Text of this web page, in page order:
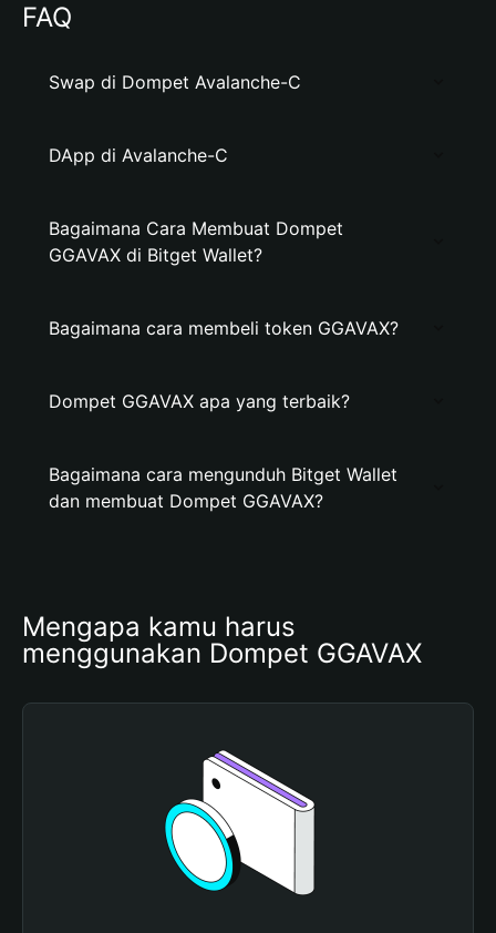
FAQ
Swap di Dompet Avalanche-C
DApp di Avalanche-C
Bagaimana Cara Membuat Dompet
GGAVAX di Bitget Wallet?
Bagaimana cara membeli token GGAVAX?
Dompet GGAVAX apa yang terbaik?
Bagaimana cara mengunduh Bitget Wallet
dan membuat Dompet GGAVAX?
Mengapa kamu harus
menggunakan Dompet GGAVAX